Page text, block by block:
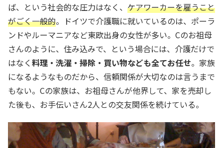
ば、という社会的な圧力はなく、 ケアワーカーを雇うこと
がごく一般的。ドイツで介護職に就いているのは、ポーラ
ンドやルーマニアなど東欧出身の女性が多い。Cのお祖母
さんのように、住み込みで、という場合には、介護だけで
はなく料理・洗濯・掃除・買い物なども全てお任せ。家族
になるようなものだから、信頼関係が大切なのは言うまで
もない。Cの家族は、お祖母さんが他界して、家を売却し
た後も、お手伝いさん2人との交友関係を続けている。